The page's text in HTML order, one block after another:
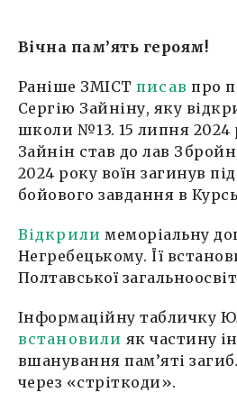
Вічна пам’ять героям!
Раніше ЗМІСТписав про
Сергію Зайніну, яку
школи №13. 15 липня 2024
Зайнін став до лав
2024 року воїн загинув
бойового завдання в
Відкрили меморіальну
Негребецькому. Її
Полтавської
Інформаційну табличку
встановили як частину
вшанування пам’яті
через «стріткоди».